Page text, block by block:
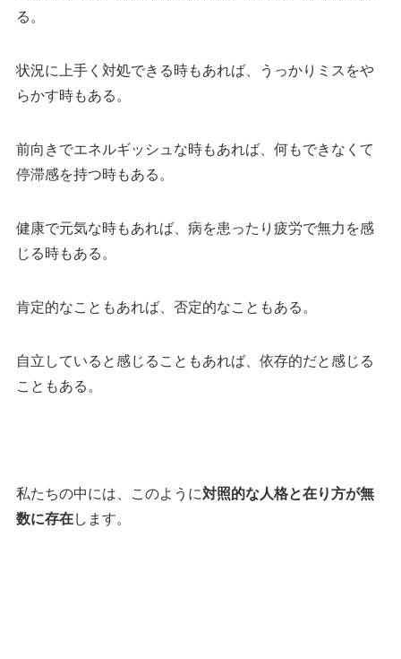
る。
状況に上手く対処できる時もあれば、うっかりミスをや
らかす時もある。
前向きでエネルギッシュな時もあれば、何もできなくて
停滞感を持つ時もある。
健康で元気な時もあれば、病を患ったり疲労で無力を感
じる時もある。
肯定的なこともあれば、否定的なこともある。
自立していると感じることもあれば、依存的だと感じる
こともある。
私たちの中には、このように対照的な人格と在り方が無
数に存在します。